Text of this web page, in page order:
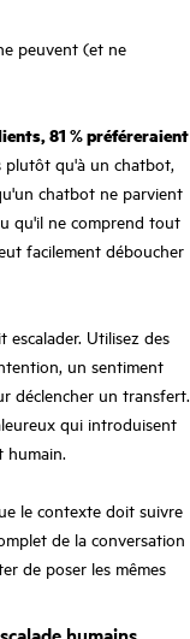
peuvent (et ne
81 % préféreraient
plutôt qu'à un chatbot,
chatbot ne parvient
qu'il ne comprend tout
facilement déboucher
Utilisez des
un sentiment
déclencher un transfert.
qui introduisent
humain.
le contexte doit suivre
de la conversation
de poser les mêmes